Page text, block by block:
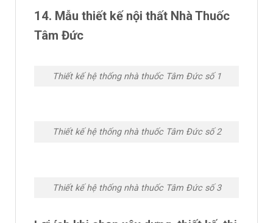
14. Mẫu thiết kế nội thất Nhà Thuốc
Tâm Đức
Thiết kế hệ thống nhà thuốc Tâm Đức số 1
Thiết kế hệ thống nhà thuốc Tâm Đức số 2
Thiết kế hệ thống nhà thuốc Tâm Đức số 3